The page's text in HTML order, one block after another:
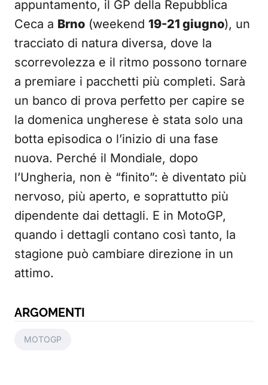
appuntamento, il GP della Repubblica
Ceca a Brno (weekend 19-21 giugno), un
tracciato di natura diversa, dove la
scorrevolezza e il ritmo possono tornare
a premiare i pacchetti più completi. Sarà
un banco di prova perfetto per capire se
la domenica ungherese è stata solo una
botta episodica o l’inizio di una fase
nuova. Perché il Mondiale, dopo
l’Ungheria, non è “finito”: è diventato più
nervoso, più aperto, e soprattutto più
dipendente dai dettagli. E in MotoGP,
quando i dettagli contano così tanto, la
stagione può cambiare direzione in un
attimo.
ARGOMENTI
MOTOGP